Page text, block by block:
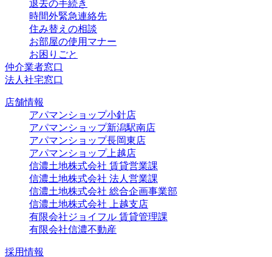
退去の手続き
時間外緊急連絡先
住み替えの相談
お部屋の使用マナー
お困りごと
仲介業者窓口
法人社宅窓口
店舗情報
アパマンショップ小針店
アパマンショップ新潟駅南店
アパマンショップ長岡東店
アパマンショップ上越店
信濃土地株式会社 賃貸営業課
信濃土地株式会社 法人営業課
信濃土地株式会社 総合企画事業部
信濃土地株式会社 上越支店
有限会社ジョイフル 賃貸管理課
有限会社信濃不動産
採用情報